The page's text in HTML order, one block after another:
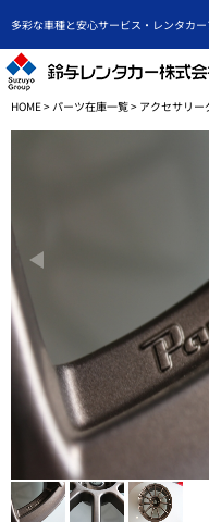
多彩な車種と安心サービス・レンタカ
HOME>パーツ在庫一覧> アクセサリ